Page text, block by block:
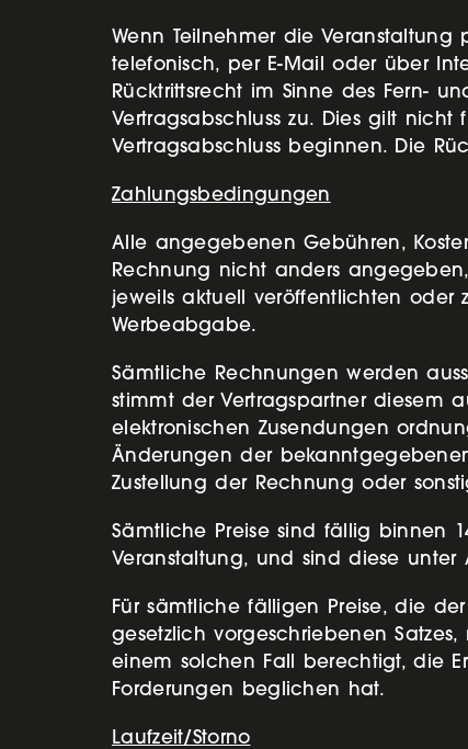
Wenn Teilnehmer die
telefonisch, per E-Mail oder über
Rücktrittsrecht im Sinne des Fern-
Vertragsabschluss zu. Dies gilt
Vertragsabschluss beginnen. Die
Zahlungsbedingungen
Alle angegebenen Gebühren,
Rechnung nicht anders
jeweils aktuell veröffentlichten oder
Werbeabgabe.
Sämtliche Rechnungen werden
stimmt der Vertragspartner diesem
elektronischen Zusendungen
Änderungen der
Zustellung der Rechnung oder
Sämtliche Preise sind fällig binnen
Veranstaltung, und sind diese
Für sämtliche fälligen Preise, die
gesetzlich vorgeschriebenen
einem solchen Fall berechtigt, die
Forderungen beglichen hat.
Laufzeit/Storno